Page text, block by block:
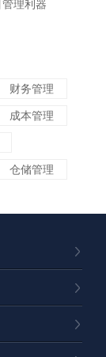
理利器
财务管理
成本管理
仓储管理